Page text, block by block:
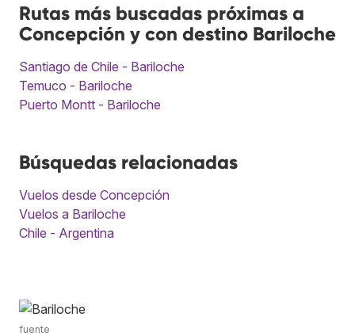
Rutas más buscadas próximas a
Concepción y con destino Bariloche
Santiago de Chile - Bariloche
Temuco - Bariloche
Puerto Montt - Bariloche
Búsquedas relacionadas
Vuelos desde Concepción
Vuelos a Bariloche
Chile - Argentina
fuente